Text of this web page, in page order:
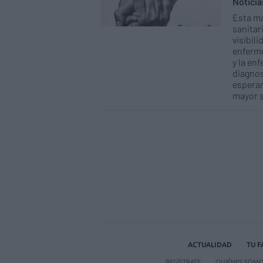
Esta
y la
mayor
ACTUALIDAD TU